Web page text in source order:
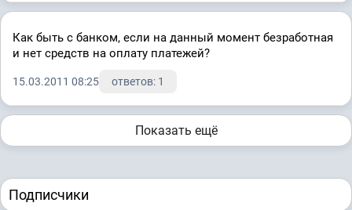
Как быть с банком, если на данный момент безработная
и нет средств на оплату платежей?
15.03.2011 08:25 ответов: 1
Показать ещё
Подписчики